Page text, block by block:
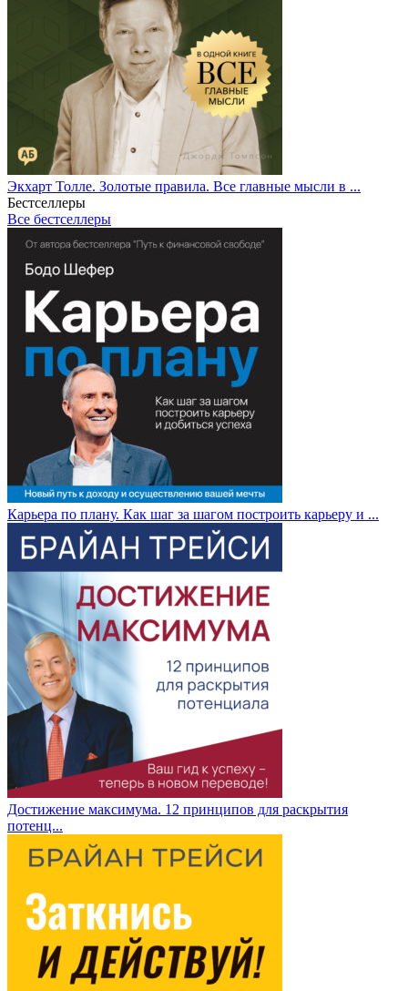
Экхарт Толле. Золотые правила. Все главные мысли в ...
Бестселлеры
Все бестселлеры
Карьера по плану. Как шаг за шагом построить карьеру и ...
Достижение максимума. 12 принципов для раскрытия
потенц...